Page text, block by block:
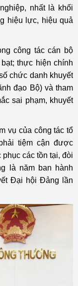
nhất là khối
hiệu lực, hiệu quả
công tác cán bộ
thực hiện chính
chức danh khuyết
đạo Bộ) và tham
sai phạm, khuyết
vụ của công tác tổ
tiệm cận được
các tồn tại, đòi
là năm ban hành
Đại hội Đảng lần